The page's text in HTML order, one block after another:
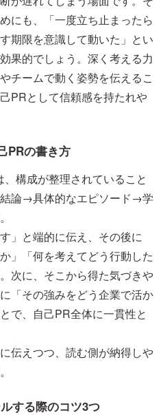
にも、「一度立ち止まったら
期限を意識して動いた」とい
果的でしょう。深く考える力
チームで動く姿勢を伝えるこ
PRとして信頼感を持たれや
PRの書き方
構成が整理されていること
論→具体的なエピソード→学
」と端的に伝え、その後に
」「何を考えてどう行動した
次に、そこから得た気づきや
「その強みをどう企業で活か
で、自己PR全体に一貫性と
伝えつつ、読む側が納得しや
する際のコツ3つ